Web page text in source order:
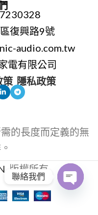
復興路9號
audio.com.tw
電有限公司
策 隱私政策
的長度而定義的無
. 版權所有
聯絡我們